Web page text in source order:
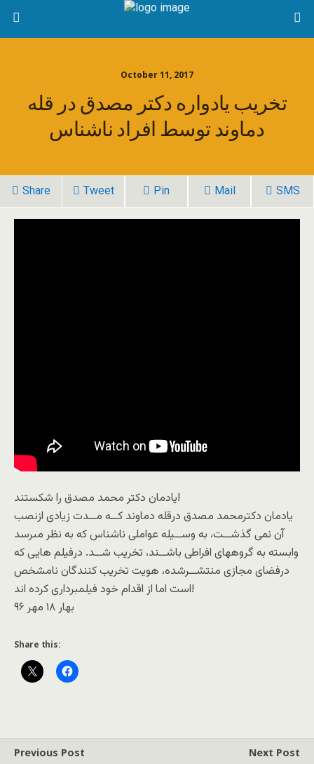
October 11, 2017
تخریب یادواره دکتر مصدق در قله
دماوند توسط افراد ناشناس
Share Tweet Pin Mail SMS
یادمان دکتر محمد مصدق را شکستند!
یادمان دکترمحمد مصدق درقله دماوند کــه مــدت زیادى ازنصب
آن نمى گذشــت، به وســیله عواملى ناشناس که به نظر مىرسد
وابسته به گروههاى افراطى باشــند، تخریب شــد. درفیلم هایى که
درفضاى مجازى منتشــرشده، هویت تخریب کنندگان نامشخص
است اما از اقدام خود فیلمبردارى کرده اند!
بهار ۱۸ مهر ۹۶
Share this:
Previous Post Next Post